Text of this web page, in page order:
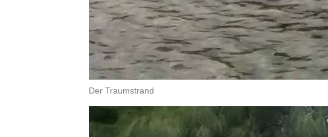
Der Traumstrand